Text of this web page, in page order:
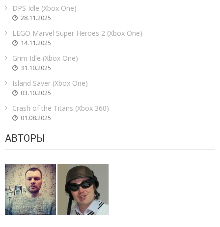
DPS Idle (Xbox One)
28.11.2025
LEGO Marvel Super Heroes 2 (Xbox One)
14.11.2025
Grim Idle (Xbox One)
31.10.2025
Island Saver (Xbox One)
03.10.2025
Crash of the Titans (Xbox 360)
01.08.2025
АВТОРЫ